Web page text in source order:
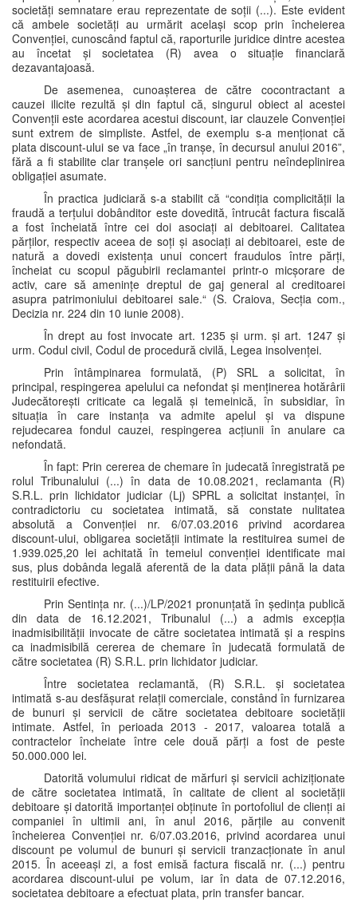
societăți semnatare erau reprezentate de soții (...). Este evident
că ambele societăți au urmărit același scop prin încheierea
Convenției, cunoscând faptul că, raporturile juridice dintre acestea
au încetat și societatea (R) avea o situație financiară
dezavantajoasă.
De asemenea, cunoașterea de către cocontractant a
cauzei ilicite rezultă și din faptul că, singurul obiect al acestei
Convenții este acordarea acestui discount, iar clauzele Convenției
sunt extrem de simpliste. Astfel, de exemplu s-a menționat că
plata discount-ului se va face „în tranșe, în decursul anului 2016”,
fără a fi stabilite clar tranșele ori sancțiuni pentru neîndeplinirea
obligației asumate.
În practica judiciară s-a stabilit că “condiția complicității la
fraudă a terțului dobânditor este dovedită, întrucât factura fiscală
a fost încheiată între cei doi asociați ai debitoarei. Calitatea
părților, respectiv aceea de soți și asociați ai debitoarei, este de
natură a dovedi existența unui concert fraudulos între părți,
încheiat cu scopul păgubirii reclamantei printr-o micșorare de
activ, care să amenințe dreptul de gaj general al creditoarei
asupra patrimoniului debitoarei sale.“ (S. Craiova, Secția com.,
Decizia nr. 224 din 10 iunie 2008).
În drept au fost invocate art. 1235 și urm. și art. 1247 și
urm. Codul civil, Codul de procedură civilă, Legea insolvenței.
Prin întâmpinarea formulată, (P) SRL a solicitat, în
principal, respingerea apelului ca nefondat și menținerea hotărârii
Judecătorești criticate ca legală și temeinică, în subsidiar, în
situația în care instanța va admite apelul și va dispune
rejudecarea fondul cauzei, respingerea acțiunii în anulare ca
nefondată.
În fapt: Prin cererea de chemare în judecată înregistrată pe
rolul Tribunalului (...) în data de 10.08.2021, reclamanta (R)
S.R.L. prin lichidator judiciar (Lj) SPRL a solicitat instanței, în
contradictoriu cu societatea intimată, să constate nulitatea
absolută a Convenției nr. 6/07.03.2016 privind acordarea
discount-ului, obligarea societății intimate la restituirea sumei de
1.939.025,20 lei achitată în temeiul convenției identificate mai
sus, plus dobânda legală aferentă de la data plății până la data
restituirii efective.
Prin Sentința nr. (...)/LP/2021 pronunțată în ședința publică
din data de 16.12.2021, Tribunalul (...) a admis excepția
inadmisibilității invocate de către societatea intimată și a respins
ca inadmisibilă cererea de chemare în judecată formulată de
către societatea (R) S.R.L. prin lichidator judiciar.
Între societatea reclamantă, (R) S.R.L. și societatea
intimată s-au desfășurat relații comerciale, constând în furnizarea
de bunuri și servicii de către societatea debitoare societății
intimate. Astfel, în perioada 2013 - 2017, valoarea totală a
contractelor încheiate între cele două părți a fost de peste
50.000.000 lei.
Datorită volumului ridicat de mărfuri și servicii achiziționate
de către societatea intimată, în calitate de client al societății
debitoare și datorită importanței obținute în portofoliul de clienți ai
companiei în ultimii ani, în anul 2016, părțile au convenit
încheierea Convenției nr. 6/07.03.2016, privind acordarea unui
discount pe volumul de bunuri și servicii tranzacționate în anul
2015. În aceeași zi, a fost emisă factura fiscală nr. (...) pentru
acordarea discount-ului pe volum, iar în data de 07.12.2016,
societatea debitoare a efectuat plata, prin transfer bancar.